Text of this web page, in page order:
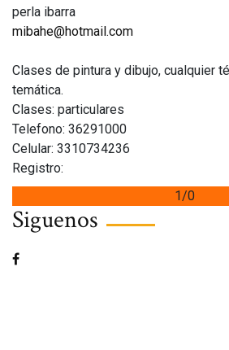
perla ibarra
mibahe@hotmail.com
Clases de pintura y dibujo, cualquier
temática.
Clases: particulares
Telefono: 36291000
Celular: 3310734236
Registro:
1/0
Siguenos